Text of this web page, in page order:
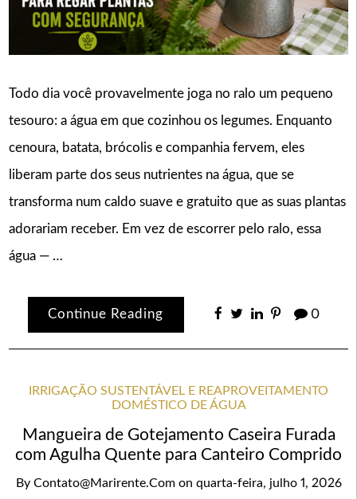
Todo dia você provavelmente joga no ralo um pequeno
tesouro: a água em que cozinhou os legumes. Enquanto
cenoura, batata, brócolis e companhia fervem, eles
liberam parte dos seus nutrientes na água, que se
transforma num caldo suave e gratuito que as suas plantas
adorariam receber. Em vez de escorrer pelo ralo, essa
água — …
Continue Reading 0
IRRIGAÇÃO SUSTENTÁVEL E REAPROVEITAMENTO
DOMÉSTICO DE ÁGUA
Mangueira de Gotejamento Caseira Furada
com Agulha Quente para Canteiro Comprido
By Contato@marirente.com on quarta-feira, julho 1, 2026